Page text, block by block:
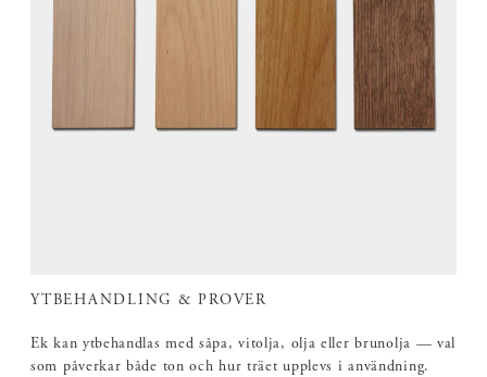
YTBEHANDLING & PROVER
Ek kan ytbehandlas med såpa, vitolja, olja eller brunolja — val
som påverkar både ton och hur träet upplevs i användning.